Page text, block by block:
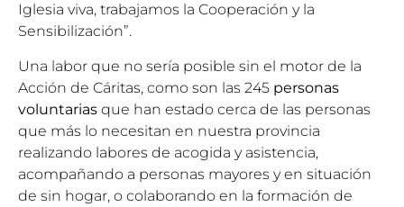
Iglesia viva, trabajamos la Cooperación y la
Sensibilización”.
Una labor que no sería posible sin el motor de la
Acción de Cáritas, como son las 245 personas
voluntarias que han estado cerca de las personas
que más lo necesitan en nuestra provincia
realizando labores de acogida y asistencia,
acompañando a personas mayores y en situación
de sin hogar, o colaborando en la formación de